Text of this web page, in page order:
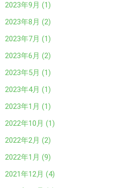
2023年9月 (1)
2023年8月 (2)
2023年7月 (1)
2023年6月 (2)
2023年5月 (1)
2023年4月 (1)
2023年1月 (1)
2022年10月 (1)
2022年2月 (2)
2022年1月 (9)
2021年12月 (4)